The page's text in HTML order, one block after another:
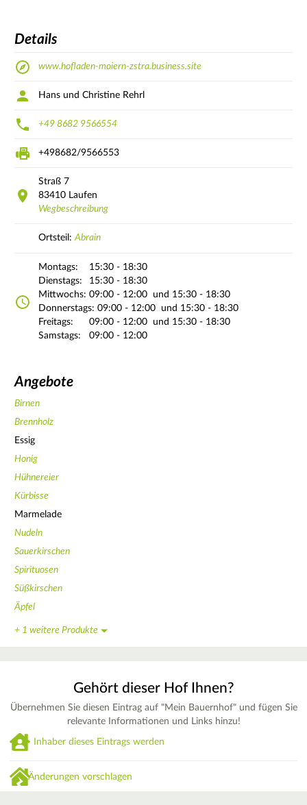
Details
www.hofladen-moiern-zstra.business.site
Hans und Christine Rehrl
+49 8682 9566554
+498682/9566553
Straß 7
83410 Laufen
Wegbeschreibung
Ortsteil:Abrain
Montags:
15:30 - 18:30
Dienstags:
15:30 - 18:30
Mittwochs: 09:00 - 12:00
und 15:30 - 18:30
Donnerstags: 09:00 - 12:00
und 15:30 - 18:30
Freitags:
09:00 - 12:00
und 15:30 - 18:30
Samstags:
09:00 - 12:00
Angebote
Birnen
Brennholz
Essig
Honig
Hühnereier
Kürbisse
Marmelade
Nudeln
Sauerkirschen
Spirituosen
Süßkirschen
Äpfel
+ 1 weitere Produkte
Gehört dieser Hof Ihnen?
Übernehmen Sie diesen Eintrag auf "Mein Bauernhof" und fügen Sie
relevante Informationen und Links hinzu!
Inhaber dieses Eintrags werden
Änderungen vorschlagen